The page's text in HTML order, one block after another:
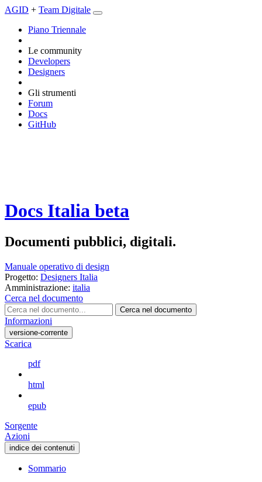
AGID + Team Digitale
Piano Triennale
Le community
Developers
Designers
Gli strumenti
Forum
Docs
GitHub
Docs Italia beta
Documenti pubblici, digitali.
Manuale operativo di design
Progetto: Designers Italia
Amministrazione: italia
Cerca nel documento
Cerca nel documento
Informazioni
versione-corrente
Scarica
pdf
html
epub
Sorgente
Azioni
indice dei contenuti
Sommario